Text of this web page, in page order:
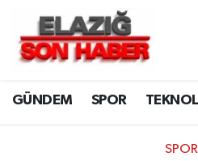
GÜNDEM SPOR
SPOR
CANLI YAYIN
ASAYİŞ
BİLİM VE TEKNOLOJİ
Merkez Hava Durumu
Merkez Trafik Yoğunluk
Süper Lig Puan Durumu